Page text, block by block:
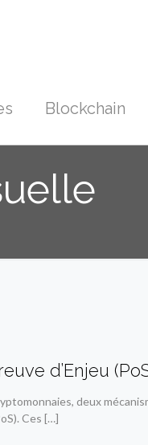
Blockchain
d’Enjeu
deux
Ces […]